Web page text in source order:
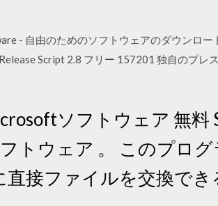
- 自由のためのソフトウェアのダウンロー
Script 2.8 フリー 157201 独自のプレ
ソフトウェア 無料
トウェア 。 このプロ
接ファイルを交換で